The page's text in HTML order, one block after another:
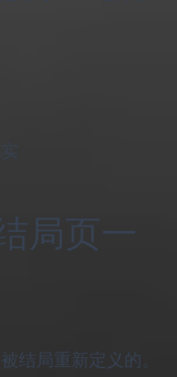
局页一
结局重新定义的。